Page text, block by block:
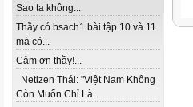
Sao ta không...
Thầy có bsach1 bài tập 10 và 11
mà có...
Cảm ơn thầy!...
Netizen Thái: "Việt Nam Không
Còn Muốn Chỉ Là...